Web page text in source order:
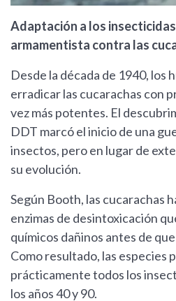
Adaptación a los
armamentista contra las
Desde la década de 1940, los
erradicar las cucarachas con
vez más potentes. El
DDT marcó el inicio de una
insectos, pero en lugar de
su evolución.
Según Booth, las cucarachas
enzimas de desintoxicación
químicos dañinos antes de
Como resultado, las especies
prácticamente todos los
los años 40 y 90.